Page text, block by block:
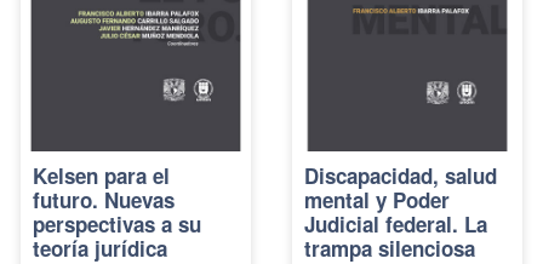
Kelsen para el
futuro. Nuevas
perspectivas a su
teoría jurídica
Discapacidad, salud
mental y Poder
Judicial federal. La
trampa silenciosa